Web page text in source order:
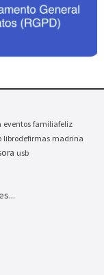
eventos familiafeliz
librodefirmas madrina
usb